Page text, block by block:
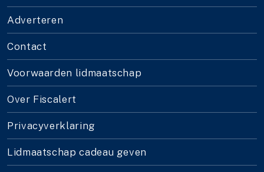
Adverteren
Contact
Voorwaarden lidmaatschap
Over Fiscalert
Privacyverklaring
Lidmaatschap cadeau geven